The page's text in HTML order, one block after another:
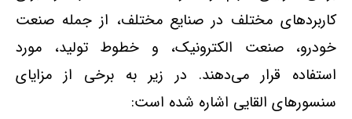
کاربردهای مختلف در صنایع مختلف، از جمله صنعت
خودرو، صنعت الکترونیک، و خطوط تولید، مورد
استفاده قرار می‌دهند. در زیر به برخی از مزایای
سنسورهای القایی اشاره شده است: